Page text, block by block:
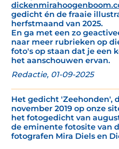
gedicht én de fraaie
herfstmaand van 2025.
En ga met een zo
naar meer rubrieken op
foto's op staan dat je een
het aanschouwen ervan.
Redactie, 01-09-2025
Het gedicht 'Zeehonden',
november 2019 op onze
het fotogedicht van
de eminente fotosite van
fotografen Mira Diels en